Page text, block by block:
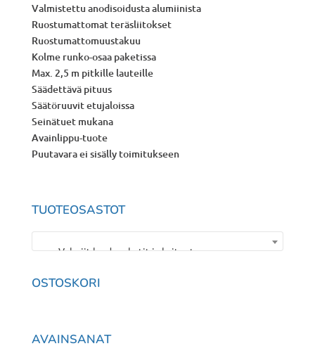
Valmistettu anodisoidusta alumiinista
Ruostumattomat teräsliitokset
Ruostumattomuustakuu
Kolme runko-osaa paketissa
Max. 2,5 m pitkille lauteille
Säädettävä pituus
Säätöruuvit etujaloissa
Seinätuet mukana
Avainlippu-tuote
Puutavara ei sisälly toimitukseen
TUOTEOSASTOT
×
Valmiit laudepaketit ja kaiteet
OSTOSKORI
AVAINSANAT